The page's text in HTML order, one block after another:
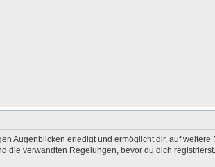
Augenblicken erledigt und ermöglicht dir, auf
verwandten Regelungen, bevor du dich